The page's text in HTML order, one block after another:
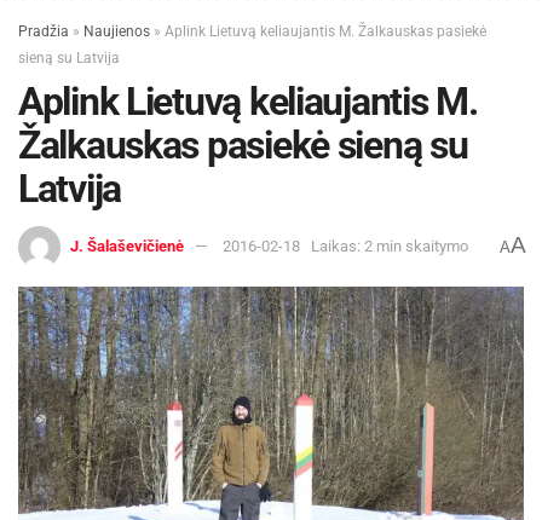
Pradžia » Naujienos » Aplink Lietuvą keliaujantis M. Žalkauskas pasiekė
sieną su Latvija
Aplink Lietuvą keliaujantis M.
Žalkauskas pasiekė sieną su
Latvija
J. Šalaševičienė 2016-02-18 Laikas: 2 min skaitymo AA